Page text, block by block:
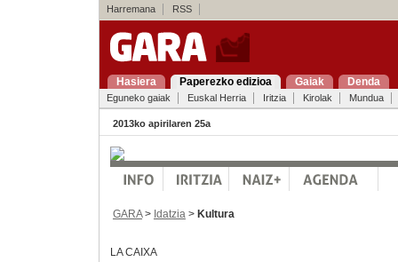
Harremana RSS
Hasiera Paperezko edizioa Gaiak Denda
Eguneko gaiak Euskal Herria Iritzia Kirolak Mundua
2013ko apirilaren 25a
GARA> Idatzia > Kultura
LA CAIXA